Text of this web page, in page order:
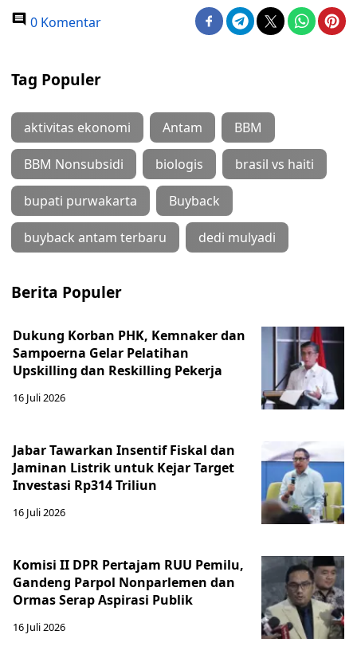
0 Komentar
Tag Populer
aktivitas ekonomi Antam BBM
BBM Nonsubsidi biologis brasil vs haiti
bupati purwakarta Buyback
buyback antam terbaru dedi mulyadi
Berita Populer
Dukung Korban PHK, Kemnaker dan
Sampoerna Gelar Pelatihan
Upskilling dan Reskilling Pekerja
16 Juli 2026
Jabar Tawarkan Insentif Fiskal dan
Jaminan Listrik untuk Kejar Target
Investasi Rp314 Triliun
16 Juli 2026
Komisi II DPR Pertajam RUU Pemilu,
Gandeng Parpol Nonparlemen dan
Ormas Serap Aspirasi Publik
16 Juli 2026